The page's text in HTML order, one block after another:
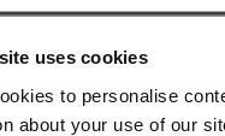
uses cookies
to personalise
about your use of our